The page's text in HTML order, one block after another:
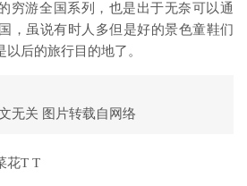
穷游全国系列，也是出于无奈可以通
，虽说有时人多但是好的景色童鞋们
后的旅行目的地了。
无关 图片转载自网络
花T T